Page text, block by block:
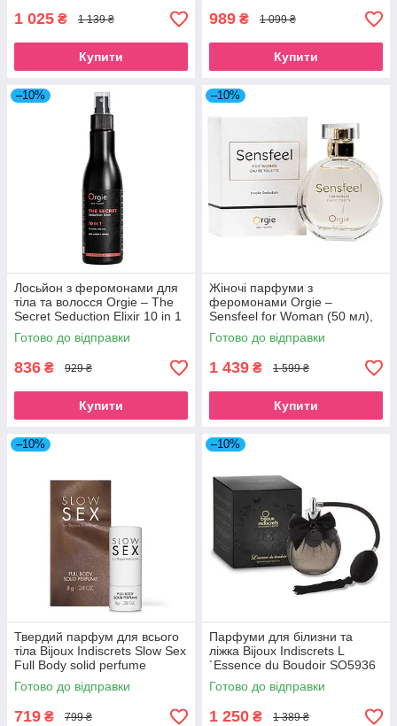
1 025 ₴ 1 139 ₴
Купити
989 ₴ 1 099 ₴
Купити
–10%
Лосьйон з феромонами для
тіла та волосся Orgie – The
Secret Seduction Elixir 10 in 1
(200 мл), для неї
Готово до відправки
836 ₴ 929 ₴
Купити
–10%
Жіночі парфуми з
феромонами Orgie –
Sensfeel for Woman (50 мл),
квітково-фруктовий аромат
Готово до відправки
1 439 ₴ 1 599 ₴
Купити
–10%
Твердий парфум для всього
тіла Bijoux Indiscrets Slow Sex
Full Body solid perfume
SO5907
Готово до відправки
719 ₴ 799 ₴
–10%
Парфуми для білизни та
ліжка Bijoux Indiscrets L
´Essence du Boudoir SO5936
Готово до відправки
1 250 ₴ 1 389 ₴